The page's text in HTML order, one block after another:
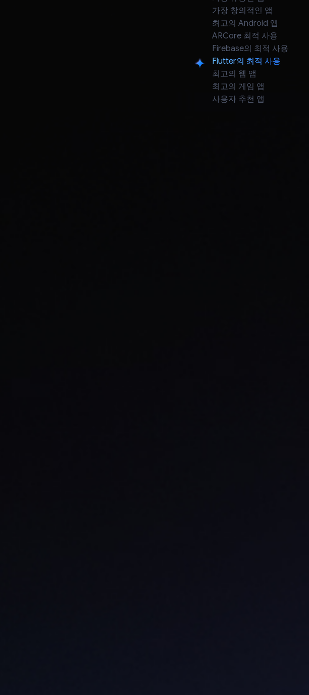
가장 창의적인 앱
최고의 Android 앱
ARCore 최적 사용
Firebase의 최적 사용
Flutter의 최적 사용
Flutter의 최적 사용
최고의 웹 앱
최고의 게임 앱
사용자 추천 앱